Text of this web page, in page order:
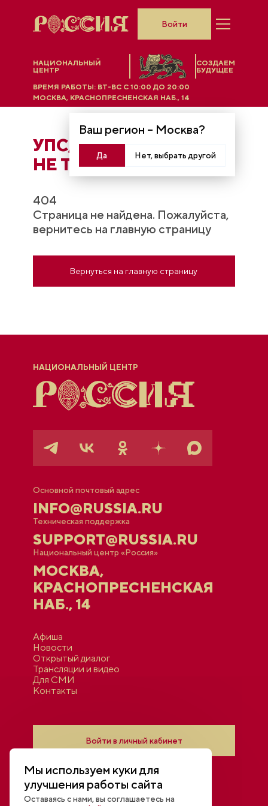
НАЦИОНАЛЬНЫЙ
ЦЕНТР
СОЗДАЕМ
БУДУЩЕЕ
Ваш регион – Москва?
Да Нет, выбрать другой
ВРЕМЯ РАБОТЫ: ВТ-ВС C 10:00 ДО 20:00
МОСКВА, КРАСНОПРЕСНЕНСКАЯ НАБ., 14
Войти
УПС, ЧТO-ТО ПОШЛО
НЕ ТАК...
404
Страница не найдена. Пожалуйста,
вернитесь на главную страницу
Вернуться на главную страницу
НАЦИОНАЛЬНЫЙ ЦЕНТР
Основной почтовый адрес
INFO@RUSSIA.RU
Техническая поддержка
SUPPORT@RUSSIA.RU
Национальный центр «Россия»
МОСКВА,
КРАСНОПРЕСНЕНСКАЯ
НАБ., 14
Афиша
Новости
Открытый диалог
Трансляции и видео
Для СМИ
Контакты
Войти в личный кабинет
Мы используем куки для
улучшения работы сайта
Оставаясь с нами, вы соглашаетесь на